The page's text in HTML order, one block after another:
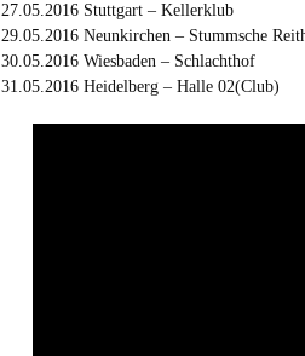
27.05.2016 Stuttgart – Kellerklub
29.05.2016 Neunkirchen – Stummsche
30.05.2016 Wiesbaden – Schlachthof
31.05.2016 Heidelberg – Halle 02(Club)